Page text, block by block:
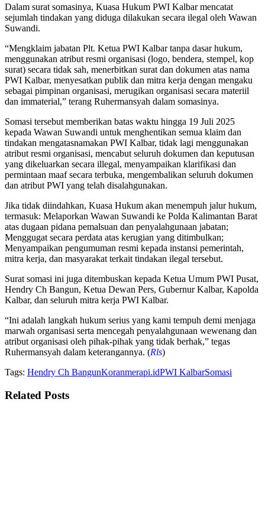
Dalam surat somasinya, Kuasa Hukum PWI Kalbar mencatat
sejumlah tindakan yang diduga dilakukan secara ilegal oleh Wawan
Suwandi.
“Mengklaim jabatan Plt. Ketua PWI Kalbar tanpa dasar hukum,
menggunakan atribut resmi organisasi (logo, bendera, stempel, kop
surat) secara tidak sah, menerbitkan surat dan dokumen atas nama
PWI Kalbar, menyesatkan publik dan mitra kerja dengan mengaku
sebagai pimpinan organisasi, merugikan organisasi secara materiil
dan immaterial,” terang Ruhermansyah dalam somasinya.
Somasi tersebut memberikan batas waktu hingga 19 Juli 2025
kepada Wawan Suwandi untuk menghentikan semua klaim dan
tindakan mengatasnamakan PWI Kalbar, tidak lagi menggunakan
atribut resmi organisasi, mencabut seluruh dokumen dan keputusan
yang dikeluarkan secara illegal, menyampaikan klarifikasi dan
permintaan maaf secara terbuka, mengembalikan seluruh dokumen
dan atribut PWI yang telah disalahgunakan.
Jika tidak diindahkan, Kuasa Hukum akan menempuh jalur hukum,
termasuk: Melaporkan Wawan Suwandi ke Polda Kalimantan Barat
atas dugaan pidana pemalsuan dan penyalahgunaan jabatan;
Menggugat secara perdata atas kerugian yang ditimbulkan;
Menyampaikan pengumuman resmi kepada instansi pemerintah,
mitra kerja, dan masyarakat terkait tindakan ilegal tersebut.
Surat somasi ini juga ditembuskan kepada Ketua Umum PWI Pusat,
Hendry Ch Bangun, Ketua Dewan Pers, Gubernur Kalbar, Kapolda
Kalbar, dan seluruh mitra kerja PWI Kalbar.
“Ini adalah langkah hukum serius yang kami tempuh demi menjaga
marwah organisasi serta mencegah penyalahgunaan wewenang dan
atribut organisasi oleh pihak-pihak yang tidak berhak,” tegas
Ruhermansyah dalam keterangannya. (Rls)
Tags: Hendry Ch BangunKoranmerapi.idPWI KalbarSomasi
Related Posts